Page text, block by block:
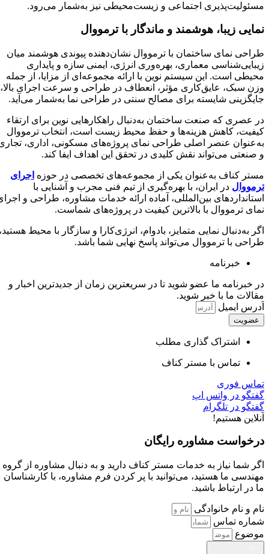
مسئولیت‌پذیری اجتماعی و زیست‌محیطی نیز به‌شمار می‌رود.
نمایی زیبا، هوشمند و ماندگار با ترمووال
طراحی نمای ساختمان با ترمووال نشان‌دهنده پیوندی هوشمند میان
زیبایی‌شناسی معماری، بهره‌وری انرژی، ایمنی سازه و پایداری
محیطی است. این سیستم نوین با ارائه مجموعه‌ای از مزایا، از جمله
وزن سبک، عایق‌کاری مؤثر، انعطاف در طراحی و سرعت اجرای بالا،
جایگزینی شایسته برای مصالح سنتی در طراحی نما به‌شمار می‌آید.
در عصری که صنعت ساختمان به‌دنبال راهکارهایی نوین برای ارتقاء
کیفیت، کاهش هزینه‌ها و حفظ محیط زیست است، انتخاب ترمووال
به‌عنوان عنصر اصلی طراحی نمای پروژه‌های مسکونی، اداری، تجاری
و صنعتی می‌تواند نقش کلیدی در تحقق این اهداف ایفا کند.
مستر کناف به‌عنوان یکی از مجموعه‌های تخصصی در حوزهاجرای
ترمووال در ایران، با بهره‌گیری از تیم فنی مجرب و آشنایی با
استانداردهای بین‌المللی، آماده ارائه خدمات مشاوره، طراحی و اجرای
نمای ترمووال با بالاترین کیفیت در پروژه‌های شماست.
اگر به‌دنبال نمایی متمایز، بادوام، انرژی‌کارا و سازگار با محیط هستید،
طراحی با ترمووال می‌تواند پاسخ نهایی شما باشد.
خبرنامه
در خبرنامه ما عضو شوید تا در سریعترین زمان از جدیدترین اخبار و
مقالات ما با خبر شوید.
آدرس ایمیل
عضویت
اشتراک گذاری مطلب
تماس با مستر کناف
تماس فوری
گفتگو در واتس اپ
گفتگو در تلگرام
آنلاین هستیم!
درخواست مشاوره رایگان
اگر شما نیاز به خدمات مستر کناف دارید و به دنبال مشاوره از گروه
مهندسی ما هستید، می‌توانید با پر کردن فرم مشاوره، با کارشناسان
ما در ارتباط باشید.
نام و نام خانوادگی
شماره تماس
موضوع